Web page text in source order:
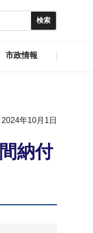
市政情報
年10月1日
納付